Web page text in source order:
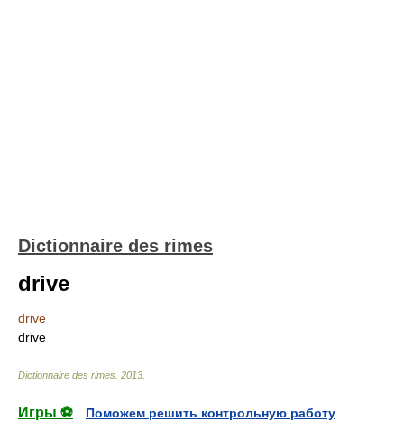
Dictionnaire des rimes
drive
drive
drive
Dictionnaire des rimes 2013
Игры ⚽
Поможем решить контрольную работу